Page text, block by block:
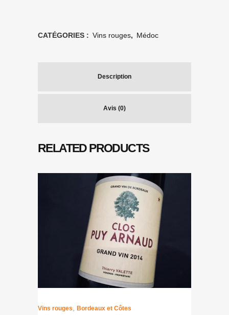
CATÉGORIES : Vins rouges, Médoc
Description
Avis (0)
RELATED PRODUCTS
Vins rouges Bordeaux et Côtes